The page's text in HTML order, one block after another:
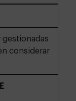
gestionadas
considerar